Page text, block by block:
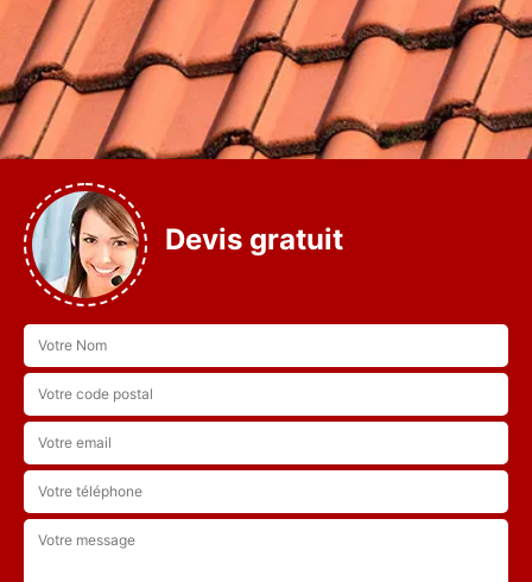
Devis gratuit